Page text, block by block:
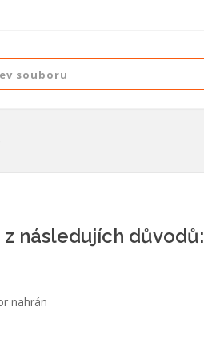
následujích důvodů:
nahrán